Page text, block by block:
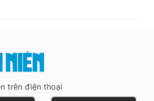
trên điện thoại